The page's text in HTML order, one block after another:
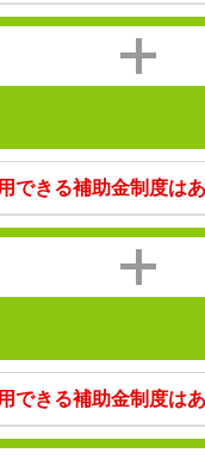
できる補助金制度は
できる補助金制度は